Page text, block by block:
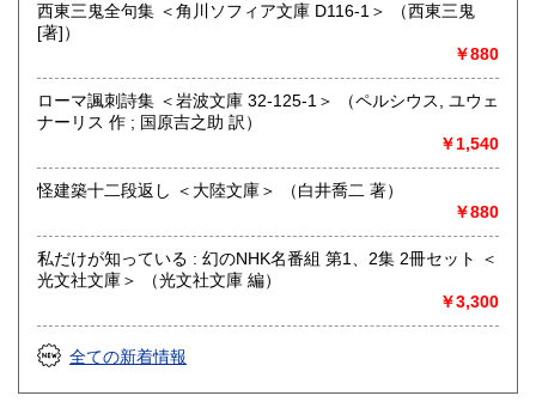
買取が出来る本とそうでない本があります、メール・電話等
取り扱い分野
哲学宗教、歴史、社会科学、美術工芸、外国文学、趣味、サ
ブカルチャー、古書一般（その他）
西東三鬼全句集 ＜角川ソフィア文庫 D116-1＞ （西東三鬼
[著]）
￥880
ローマ諷刺詩集 ＜岩波文庫 32-125-1＞ （ペルシウス, ユウェ
ナーリス 作 ; 国原吉之助 訳）
￥1,540
怪建築十二段返し ＜大陸文庫＞ （白井喬二 著）
￥880
私だけが知っている : 幻のNHK名番組 第1、2集 2冊セット ＜
光文社文庫＞ （光文社文庫 編）
￥3,300
全ての新着情報